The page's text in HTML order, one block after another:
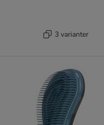
3 varianter